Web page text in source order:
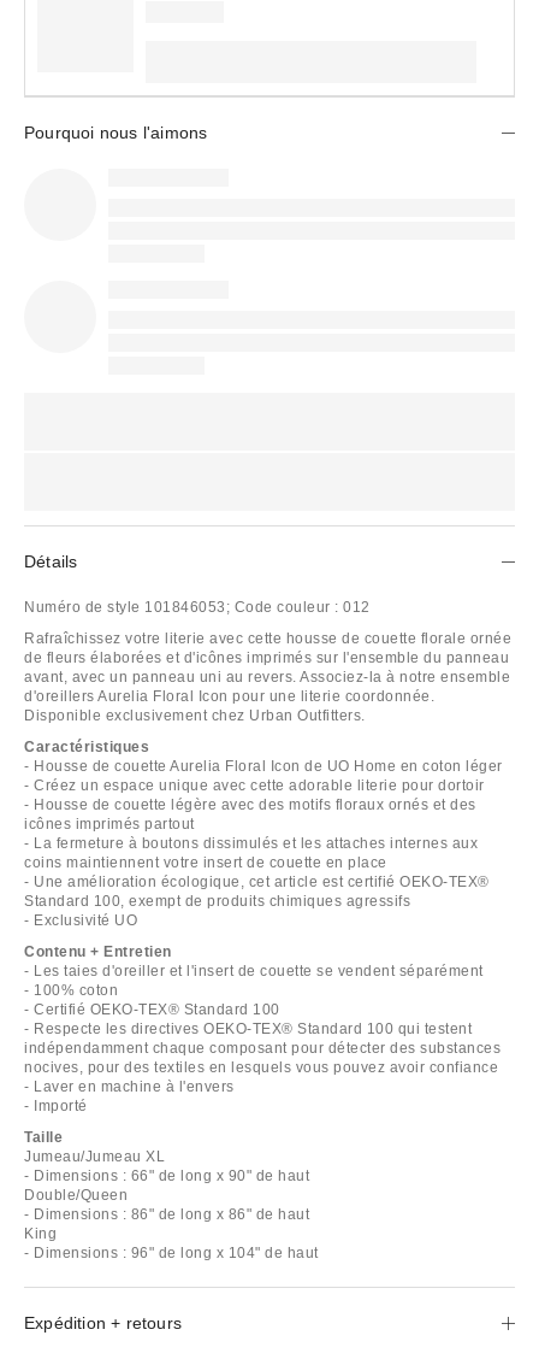
Pourquoi nous l'aimons
Détails
Numéro de style 101846053; Code couleur : 012
Rafraîchissez votre literie avec cette housse de couette florale ornée
de fleurs élaborées et d'icônes imprimés sur l'ensemble du panneau
avant, avec un panneau uni au revers. Associez-la à notre ensemble
d'oreillers Aurelia Floral Icon pour une literie coordonnée.
Disponible exclusivement chez Urban Outfitters.
Caractéristiques
- Housse de couette Aurelia Floral Icon de UO Home en coton léger
- Créez un espace unique avec cette adorable literie pour dortoir
- Housse de couette légère avec des motifs floraux ornés et des
icônes imprimés partout
- La fermeture à boutons dissimulés et les attaches internes aux
coins maintiennent votre insert de couette en place
- Une amélioration écologique, cet article est certifié OEKO-TEX®
Standard 100, exempt de produits chimiques agressifs
- Exclusivité UO
Contenu + Entretien
- Les taies d'oreiller et l'insert de couette se vendent séparément
- 100% coton
- Certifié OEKO-TEX® Standard 100
- Respecte les directives OEKO-TEX® Standard 100 qui testent
indépendamment chaque composant pour détecter des substances
nocives, pour des textiles en lesquels vous pouvez avoir confiance
- Laver en machine à l'envers
- Importé
Taille
Jumeau/Jumeau XL
- Dimensions : 66" de long x 90" de haut
Double/Queen
- Dimensions : 86" de long x 86" de haut
King
- Dimensions : 96" de long x 104" de haut
Expédition + retours